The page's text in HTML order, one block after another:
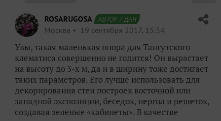
ROSARUGOSA АВТОР 7 ДАЧ
Москва 19 сентября 2017, 15:54
Увы, такая маленькая опора для Тангутского
клематиса совершенно не годится! Он вырастает
на высоту до 3-х м, да и в ширину тоже достигает
таких параметров. Его лучше использовать для
декорирования стен построек восточной или
западной экспозиции, беседок, пергол и решеток,
создавая зеленые «кабинеты». В качестве